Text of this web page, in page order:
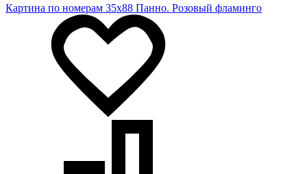
Картина по номерам 35х88 Панно. Розовый фламинго